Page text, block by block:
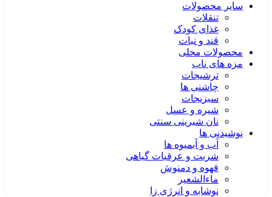
سایر محصولات
تنقلات
غذای کودک
قند و نبات
محصولات محلی
مزه های ناب
ترشیجات
چاشنی ها
سبزیجات
شیره و عسل
نان شیرینی سنتی
نوشیدنی ها
آب و آبمیوه ها
شربت و عرقیات گیاهی
قهوه و دمنوش
ماءالشعیر
نوشابه و انرژی زا